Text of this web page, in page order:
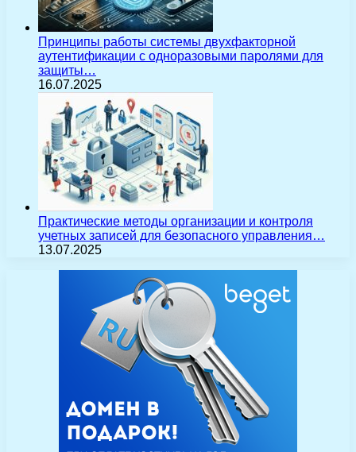
Принципы работы системы двухфакторной
аутентификации с одноразовыми паролями для
защиты…
16.07.2025
Практические методы организации и контроля
учетных записей для безопасного управления…
13.07.2025